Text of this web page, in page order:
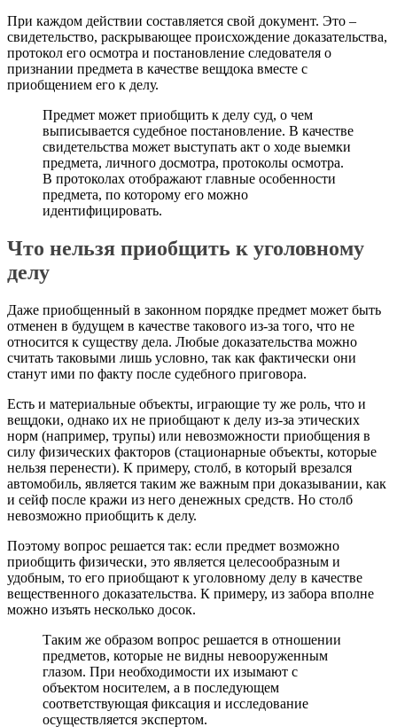
При каждом действии составляется свой документ. Это –
свидетельство, раскрывающее происхождение доказательства,
протокол его осмотра и постановление следователя о
признании предмета в качестве вещдока вместе с
приобщением его к делу.
Предмет может приобщить к делу суд, о чем
выписывается судебное постановление. В качестве
свидетельства может выступать акт о ходе выемки
предмета, личного досмотра, протоколы осмотра.
В протоколах отображают главные особенности
предмета, по которому его можно
идентифицировать.
Что нельзя приобщить к уголовному
делу
Даже приобщенный в законном порядке предмет может быть
отменен в будущем в качестве такового из-за того, что не
относится к существу дела. Любые доказательства можно
считать таковыми лишь условно, так как фактически они
станут ими по факту после судебного приговора.
Есть и материальные объекты, играющие ту же роль, что и
вещдоки, однако их не приобщают к делу из-за этических
норм (например, трупы) или невозможности приобщения в
силу физических факторов (стационарные объекты, которые
нельзя перенести). К примеру, столб, в который врезался
автомобиль, является таким же важным при доказывании, как
и сейф после кражи из него денежных средств. Но столб
невозможно приобщить к делу.
Поэтому вопрос решается так: если предмет возможно
приобщить физически, это является целесообразным и
удобным, то его приобщают к уголовному делу в качестве
вещественного доказательства. К примеру, из забора вполне
можно изъять несколько досок.
Таким же образом вопрос решается в отношении
предметов, которые не видны невооруженным
глазом. При необходимости их изымают с
объектом носителем, а в последующем
соответствующая фиксация и исследование
осуществляется экспертом.